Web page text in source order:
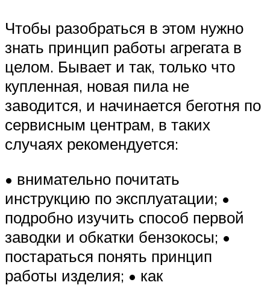
Чтобы разобраться в этом нужно
знать принцип работы агрегата в
целом. Бывает и так, только что
купленная, новая пила не
заводится, и начинается беготня по
сервисным центрам, в таких
случаях рекомендуется:
• внимательно почитать
инструкцию по эксплуатации; •
подробно изучить способ первой
заводки и обкатки бензокосы; •
постараться понять принцип
работы изделия; • как